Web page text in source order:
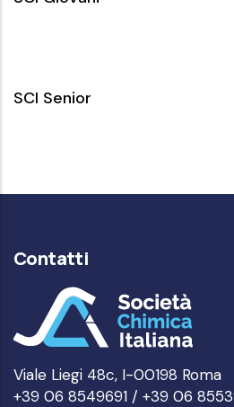
SCI
SCI Senior
Contatti
Viale Liegi 48c, I-00198 Roma
+39 06 8549691 / +39 06